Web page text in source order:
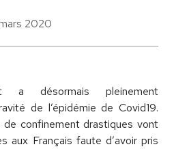
2020
a désormais pleinement
de l’épidémie de Covid19.
de confinement drastiques vont
aux Français faute d’avoir pris